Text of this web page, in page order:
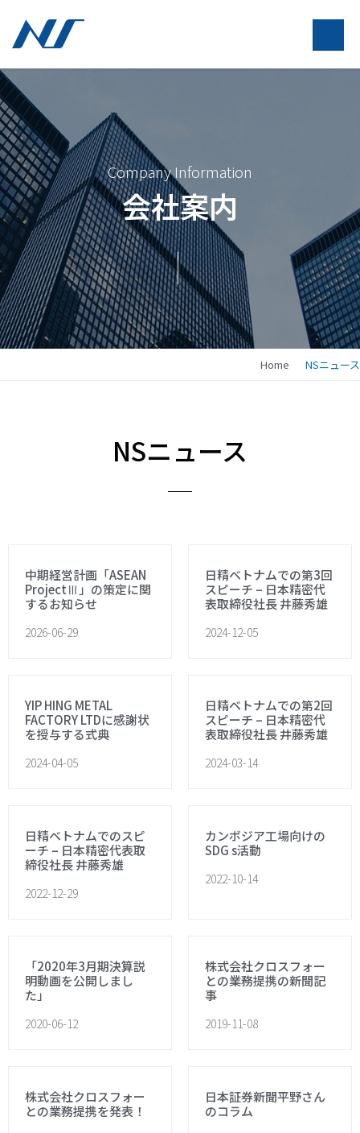
Company Information
会社案内
Home NSニュース
NSニュース
中期経営計画「ASEAN
ProjectⅢ」の策定に関
するお知らせ
2026-06-29
日精ベトナムでの第3回
スピーチ – 日本精密代
表取締役社長 井藤秀雄
2024-12-05
YIP HING METAL
FACTORY LTDに感謝状
を授与する式典
2024-04-05
日精ベトナムでの第2回
スピーチ – 日本精密代
表取締役社長 井藤秀雄
2024-03-14
日精ベトナムでのスピ
ーチ – 日本精密代表取
締役社長 井藤秀雄
2022-12-29
カンボジア工場向けの
SDG s活動
2022-10-14
「2020年3月期決算説
明動画を公開しまし
た」
2020-06-12
株式会社クロスフォー
との業務提携の新聞記
事
2019-11-08
株式会社クロスフォー
との業務提携を発表！
日本証券新聞平野さん
のコラム